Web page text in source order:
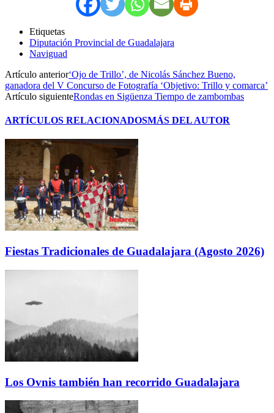
Etiquetas
Diputación Provincial de Guadalajara
Naviguad
Artículo anterior‘Ojo de Trillo’, de Nicolás Sánchez Bueno,
ganadora del V Concurso de Fotografía ‘Objetivo: Trillo y comarca’
Artículo siguienteRondas en Sigüenza Tiempo de zambombas
ARTÍCULOS RELACIONADOSMÁS DEL AUTOR
Fiestas Tradicionales de Guadalajara (Agosto 2026)
Los Ovnis también han recorrido Guadalajara